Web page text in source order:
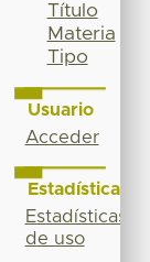
Título
Materia
Tipo
Usuario
Acceder
Estadísticas
Estadísticas
de uso